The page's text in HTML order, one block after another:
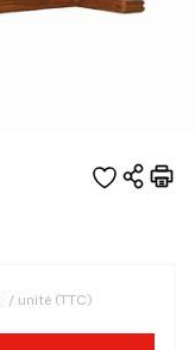
/ unité (TTC)